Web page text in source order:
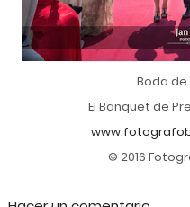
Boda de
El Banquet de
© 2016